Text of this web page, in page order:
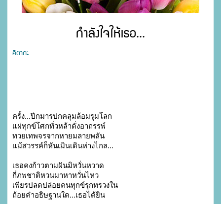
กำลังใจให้เธอ...
คีตากะ
ครั้ง...ปีกมารปกคลุมล้อมรุมโลก
แผ่ทุกข์โศกทั่วหล้าดั่งอาถรรพ์
ทวยเทพจรจากหายมลายพลัน
แม้สวรรค์ก็หันเมินเดินห่างไกล...
เธอคงก้าวตามฝันมิหวั่นหวาด
กี่ภพชาติหวนมาหาหวั่นไหว
เพียรปลดปล่อยคนทุกข์รุกทรวงใน
ถ้อยคำอธิษฐานใด...เธอได้ยิน